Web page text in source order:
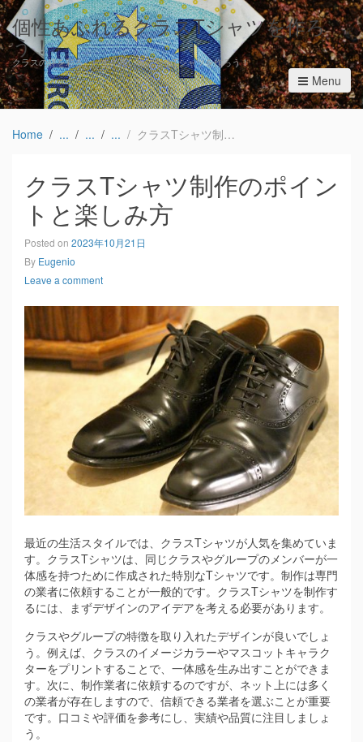
個性あふれるクラスTシャツを作ろ
う！
クラスの絆を彩る、一生の思い出になるTシャツを作ろう！
Menu
Home クラスTシャツ制作のポイントと楽しみ方
クラスTシャツ制作のポイン
トと楽しみ方
Posted on 2023年10月21日
By Eugenio
Leave a comment
最近の生活スタイルでは、クラスTシャツが人気を集めていま
す。 クラスTシャツは、同じクラスやグループのメンバーが一
体感を持つために作成された特別なTシャツです。制作は専門
の業者に依頼することが一般的です。クラスTシャツを制作す
るには、まずデザインのアイデアを考える必要があります。
クラスやグループの特徴を取り入れたデザインが良いでしょ
う。例えば、クラスのイメージカラーやマスコットキャラク
ターをプリントすることで、一体感を生み出すことができま
す。次に、制作業者に依頼するのですが、ネット上には多く
の業者が存在しますので、信頼できる業者を選ぶことが重要
です。口コミや評価を参考にし、実績や品質に注目しましょ
う。